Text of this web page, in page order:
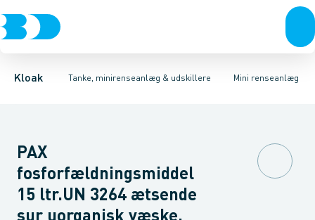
Kloak Tanke, minirenseanlæg & udskillere
Rør & fittingsBrøndeBrøndgodsLinjeafvandingTanke,
Mini renseanlæg
Udskillere Tanke Tilbehør til tankeMini renseanlæg
Anlæg Tilbehør
PAX
fosforfældningsmiddel
15 ltr.UN 3264 ætsende